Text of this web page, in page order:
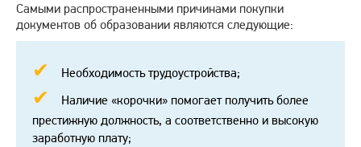
Самыми распространенными причинами покупки
документов об образовании являются следующие:
Необходимость трудоустройства;
Наличие «корочки» помогает получить более
престижную должность, а соответственно и высокую
заработную плату;